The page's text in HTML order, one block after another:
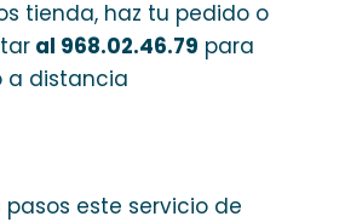
tienda, haz tu pedido o
al 968.02.46.79 para
a distancia
pasos este servicio de